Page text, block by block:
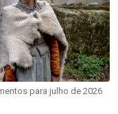
para julho de 2026